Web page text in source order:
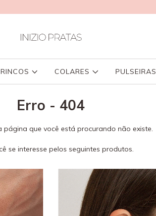
COLARES PULSEIRAS
Erro - 404
página que você está procurando não existe.
se interesse pelos seguintes produtos.